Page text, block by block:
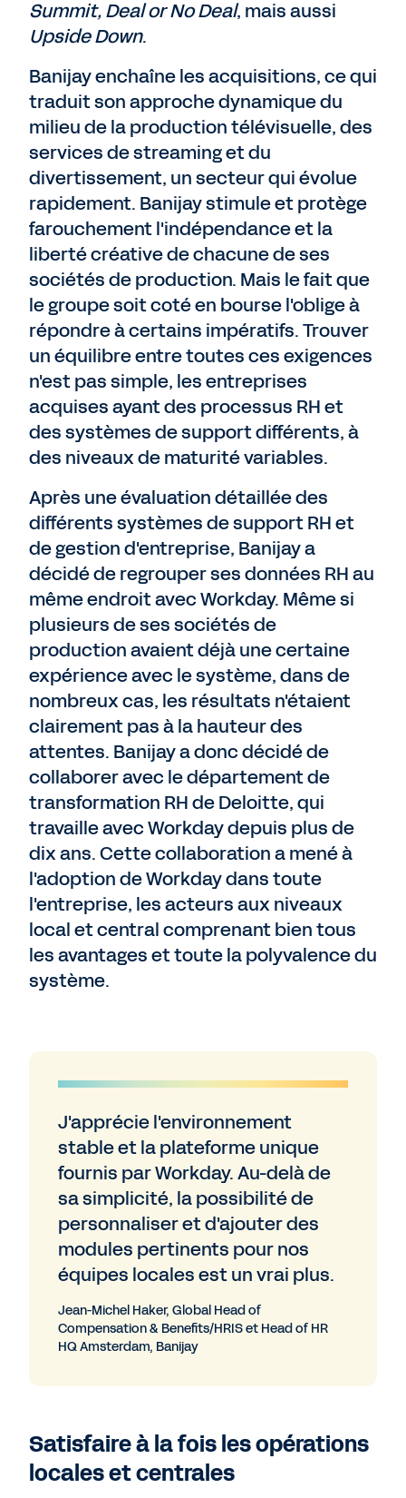
Summit, Deal or No Deal, mais aussi
Upside Down.
Banijay enchaîne les acquisitions, ce qui
traduit son approche dynamique du
milieu de la production télévisuelle, des
services de streaming et du
divertissement, un secteur qui évolue
rapidement. Banijay stimule et protège
farouchement l'indépendance et la
liberté créative de chacune de ses
sociétés de production. Mais le fait que
le groupe soit coté en bourse l'oblige à
répondre à certains impératifs. Trouver
un équilibre entre toutes ces exigences
n'est pas simple, les entreprises
acquises ayant des processus RH et
des systèmes de support différents, à
des niveaux de maturité variables.
Après une évaluation détaillée des
différents systèmes de support RH et
de gestion d'entreprise, Banijay a
décidé de regrouper ses données RH au
même endroit avec Workday. Même si
plusieurs de ses sociétés de
production avaient déjà une certaine
expérience avec le système, dans de
nombreux cas, les résultats n'étaient
clairement pas à la hauteur des
attentes. Banijay a donc décidé de
collaborer avec le département de
transformation RH de Deloitte, qui
travaille avec Workday depuis plus de
dix ans. Cette collaboration a mené à
l'adoption de Workday dans toute
l'entreprise, les acteurs aux niveaux
local et central comprenant bien tous
les avantages et toute la polyvalence du
système.
J'apprécie l'environnement
stable et la plateforme unique
fournis par Workday. Au-delà de
sa simplicité, la possibilité de
personnaliser et d'ajouter des
modules pertinents pour nos
équipes locales est un vrai plus.
Jean-Michel Haker, Global Head of
Compensation & Benefits/HRIS et Head of HR
HQ Amsterdam, Banijay
Satisfaire à la fois les opérations
locales et centrales